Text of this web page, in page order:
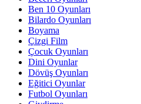
Ben 10 Oyunları
Bilardo Oyunları
Boyama
Çizgi Film
Çocuk Oyunları
Dini Oyunlar
Dövüş Oyunları
Eğitici Oyunlar
Futbol Oyunları